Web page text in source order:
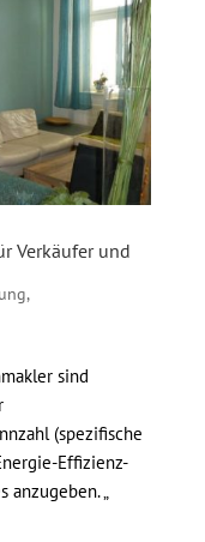
Verkäufer und
,
sind
(spezifische
Effizienz-
„